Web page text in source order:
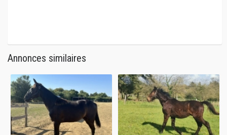
Annonces similaires